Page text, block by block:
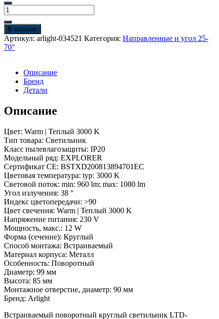
Количество
товара
Светильник
LTD-
EXPLORER-
R100-
Warm3000
(BK,
230V)
(Arlight,
Металл,
3
года)
В корзину
Артикул: arlight-034521 Категория: Направленные и угол 25-
70°
Описание
Бренд
Детали
Описание
Цвет: Warm | Теплый 3000 K
Тип товара: Светильник
Класс пылевлагозащиты: IP20
Модельный ряд: EXPLORER
Сертификат CE: BSTXD200813894701EC
Цветовая температура: typ: 3000 K
Световой поток: min: 960 lm; max: 1080 lm
Угол излучения: 38 °
Индекс цветопередачи: >90
Цвет свечения: Warm | Теплый 3000 K
Напряжение питания: 230 V
Мощность, макс.: 12 W
Форма (сечение): Круглый
Способ монтажа: Встраиваемый
Материал корпуса: Металл
Особенность: Поворотный
Диаметр: 99 мм
Высота: 85 мм
Монтажное отверстие, диаметр: 90 мм
Бренд: Arlight
Встраиваемый поворотный круглый светильник LTD-